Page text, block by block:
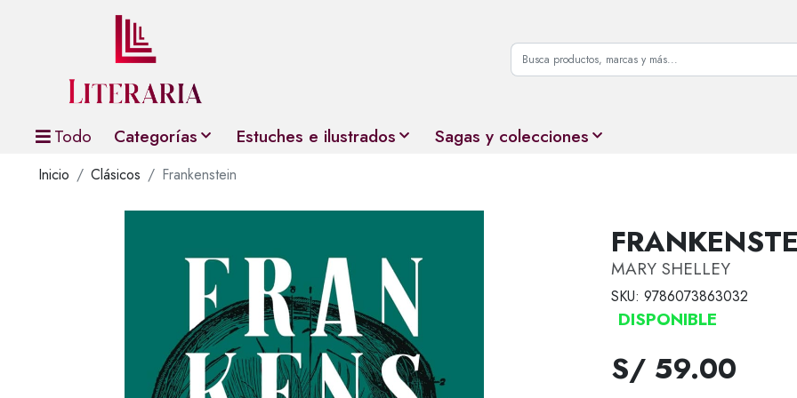
Todo Categorías Estuches e ilustrados Sagas y colecciones
Inicio Clásicos Frankenstein
MARY SHELLEY
SKU: 9786073863032
DISPONIBLE
S/ 59.00